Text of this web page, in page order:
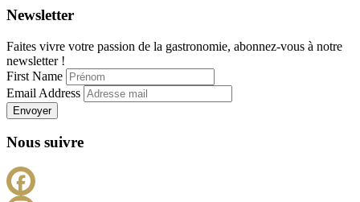
Newsletter
Faites vivre votre passion de la gastronomie, abonnez-vous à notre
newsletter !
First Name
Email Address
Envoyer
Nous suivre